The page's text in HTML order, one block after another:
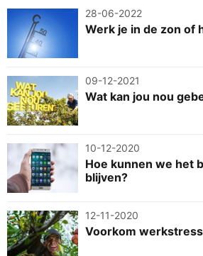
28-06-2022
Werk je in de zon of
09-12-2021
Wat kan jou nou
10-12-2020
Hoe kunnen we het
blijven?
12-11-2020
Voorkom